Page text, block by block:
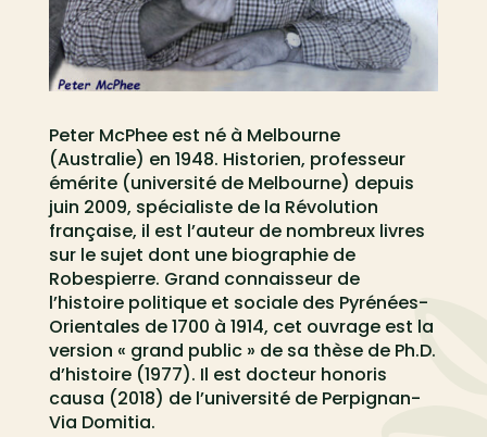
Peter McPhee est né à Melbourne
(Australie) en 1948. Historien, professeur
émérite (université de Melbourne) depuis
juin 2009, spécialiste de la Révolution
française, il est l’auteur de nombreux livres
sur le sujet dont une biographie de
Robespierre. Grand connaisseur de
l’histoire politique et sociale des Pyrénées-
Orientales de 1700 à 1914, cet ouvrage est la
version « grand public » de sa thèse de Ph.D.
d’histoire (1977). Il est docteur honoris
causa (2018) de l’université de Perpignan-
Via Domitia.